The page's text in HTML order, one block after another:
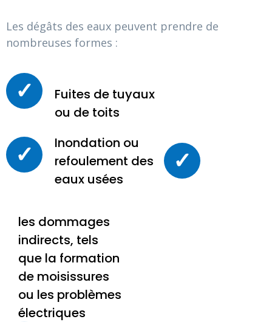
Les dégâts des eaux peuvent prendre de
nombreuses formes :
✓
Fuites de tuyaux
ou de toits
✓
Inondation ou
refoulement des
eaux usées
✓
les dommages
indirects, tels
que la formation
de moisissures
ou les problèmes
électriques